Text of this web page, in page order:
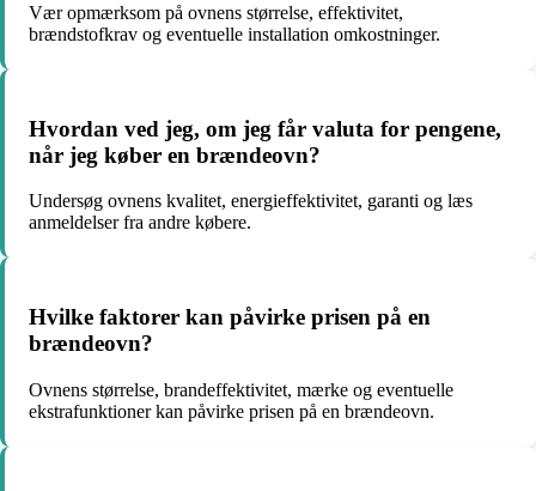
Vær opmærksom på ovnens størrelse, effektivitet,
brændstofkrav og eventuelle installation omkostninger.
Hvordan ved jeg, om jeg får valuta for pengene,
når jeg køber en brændeovn?
Undersøg ovnens kvalitet, energieffektivitet, garanti og læs
anmeldelser fra andre købere.
Hvilke faktorer kan påvirke prisen på en
brændeovn?
Ovnens størrelse, brandeffektivitet, mærke og eventuelle
ekstrafunktioner kan påvirke prisen på en brændeovn.